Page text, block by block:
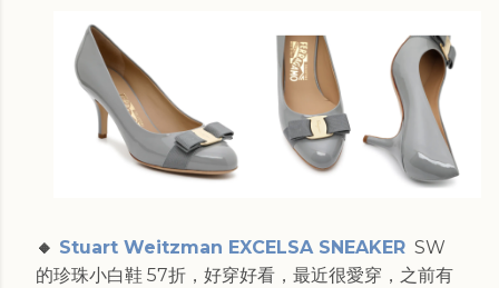
🔸 Stuart Weitzman EXCELSA SNEAKER SW
的珍珠小白鞋 57折，好穿好看，最近很愛穿，之前有